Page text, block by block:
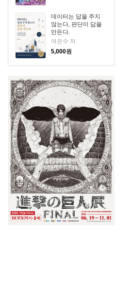
데이터는 답을 주지
않는다, 판단이 답을
만든다.
여은수 저
5,000원